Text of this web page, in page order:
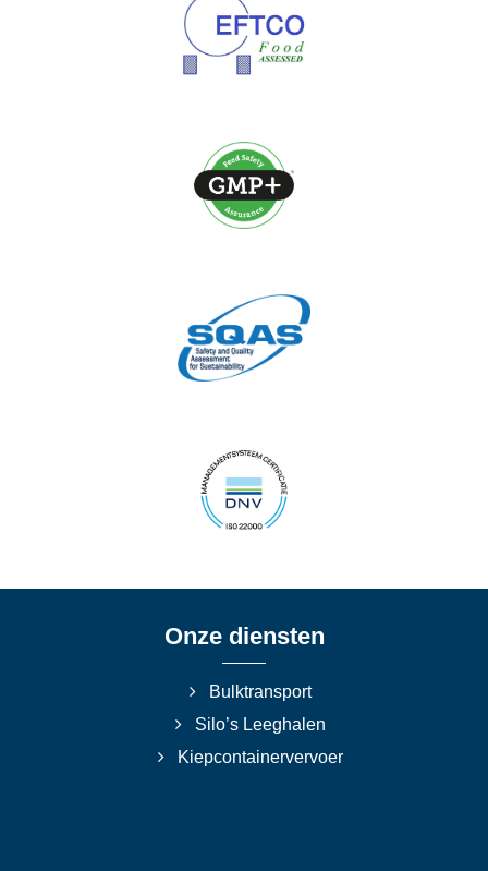
Onze diensten
Bulktransport
Silo’s Leeghalen
Kiepcontainervervoer